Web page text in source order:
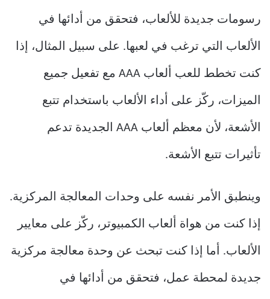
رسومات جديدة للألعاب، فتحقق من أدائها في
الألعاب التي ترغب في لعبها. على سبيل المثال، إذا
كنت تخطط للعب ألعاب AAA مع تفعيل جميع
الميزات، ركّز على أداء الألعاب باستخدام تتبع
الأشعة، لأن معظم ألعاب AAA الجديدة تدعم
تأثيرات تتبع الأشعة.
وينطبق الأمر نفسه على وحدات المعالجة المركزية.
إذا كنت من هواة ألعاب الكمبيوتر، ركّز على معايير
الألعاب. أما إذا كنت تبحث عن وحدة معالجة مركزية
جديدة لمحطة عمل، فتحقق من أدائها في